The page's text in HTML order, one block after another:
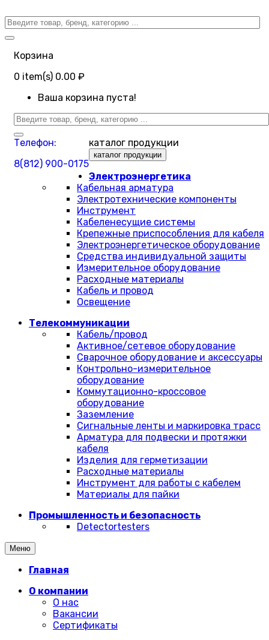
Корзина
0 item(s) 0.00 ₽
Ваша корзина пуста!
Телефон:
8(812) 900-0175
каталог продукции
каталог продукции
Электроэнергетика
Кабельная арматура
Электротехнические компоненты
Инструмент
Кабеленесущие системы
Крепежные приспособления для кабеля
Электроэнергетическое оборудование
Средства индивидуальной защиты
Измерительное оборудование
Расходные материалы
Кабель и провод
Освещение
Телекоммуникации
Кабель/провод
Активное/сетевое оборудование
Сварочное оборудование и аксессуары
Контрольно-измерительное
оборудование
Коммутационно-кроссовое
оборудование
Заземление
Сигнальные ленты и маркировка трасс
Арматура для подвески и протяжки
кабеля
Изделия для герметизации
Расходные материалы
Инструмент для работы с кабелем
Материалы для пайки
Промышленность и безопасность
Detectortesters
Меню
Главная
О компании
О нас
Вакансии
Сертификаты